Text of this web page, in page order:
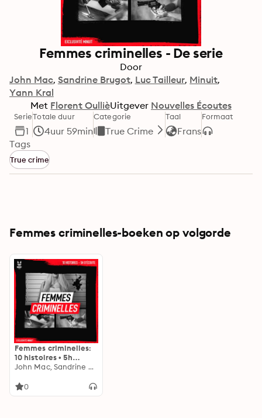
Femmes criminelles - De serie
Door
John Mac Sandrine Brugot Luc Tailleur Minuit
Yann Kral
Met Florent OullièUitgever Nouvelles Écoutes
Serie
1
Totale duur
4uur 59min
Categorie
True Crime
Taal
Frans
Formaat
Tags
True crime
Femmes criminelles-boeken op volgorde
Femmes criminelles:
10 histoires • 5h
d'écoute
John Mac, Sandrine Brugot, Luc Tailleur, Minuit, Yann Kral
0